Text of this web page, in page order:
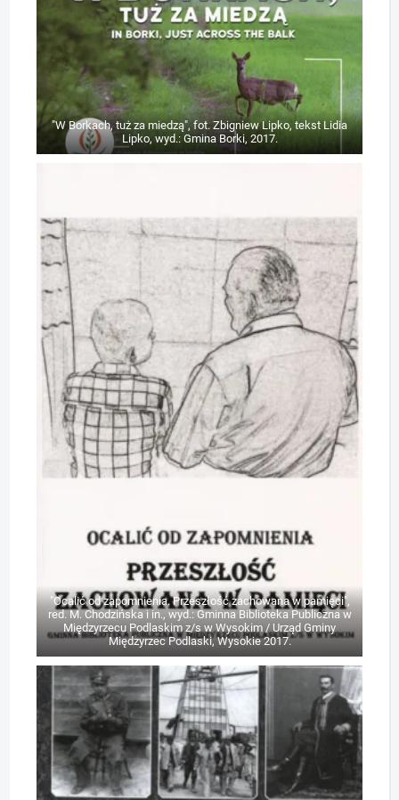
"W Borkach, tuż za miedzą", fot. Zbigniew Lipko, tekst Lidia
Lipko, wyd.: Gmina Borki, 2017.
"Ocalić od zapomnienia. Przeszłość zachowana w pamięci",
red. M. Chodzińska i in., wyd.: Gminna Biblioteka Publiczna w
Międzyrzecu Podlaskim z/s w Wysokim / Urząd Gminy
Międzyrzec Podlaski, Wysokie 2017.